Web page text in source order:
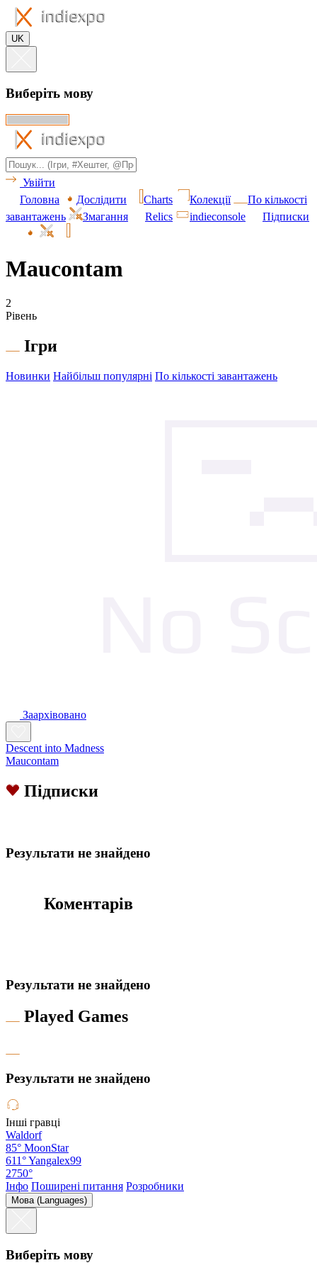
UK
Виберіть мову
Увійти
Головна
Дослідити Charts Колекції
По кількості
завантажень
Змагання Relics indieconsole Підписки
Maucontam
2
Рівень
Ігри
Новинки Найбільш популярні По кількості завантажень
Заархівовано
Descent into Madness
Maucontam
Підписки
Результати не знайдено
Коментарів
Результати не знайдено
Played Games
Результати не знайдено
Інші гравці
Waldorf
85° MoonStar
611°Yangalex99
2750°
Інфо Поширені питання Розробники
Мова (Languages)
Виберіть мову